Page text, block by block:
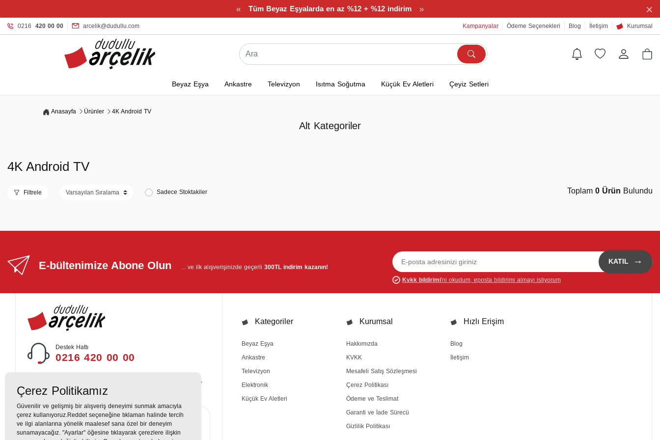
« Tüm Beyaz Eşyalarda en az %12 + %12 indirim » ×
0216 420 00 00 arcelik@dudullu.com Kampanyalar Ödeme Seçenekleri Blog İletişim Kurumsal
Beyaz Eşya Ankastre Televizyon Isıtma Soğutma Küçük Ev Aletleri Çeyiz Setleri
Anasayfa Ürünler 4K Android TV
Alt Kategoriler
4K Android TV
Filtrele Sadece Stoktakiler Toplam 0 Ürün Bulundu
E-bültenimize Abone Olun ... ve ilk alışverişinizde geçerli 300TL indirim kazanın!
KATIL →
Kvkk bildirimi'ni okudum, eposta bildirimi almayı istiyorum
Destek Hattı
0216 420 00 00
Yukarı Dudullu, Alemdağ Cd No: 806, 34760 Dudullu, Ümraniye,
İstanbul
Kategoriler
Beyaz Eşya
Ankastre
Televizyon
Elektronik
Küçük Ev Aletleri
Kurumsal
Hakkımızda
KVKK
Mesafeli Satış Sözleşmesi
Çerez Politikası
Ödeme ve Teslimat
Garanti ve İade Sürecü
Gizlilik Politikası
Hızlı Erişim
Blog
İletişim
Çerez Politikamız
Güvenilir ve gelişmiş bir alışveriş deneyimi sunmak amacıyla
çerez kullanıyoruz.Reddet seçeneğine tıklaman halinde tercih
ve ilgi alanlarına yönelik maalesef sana özel bir deneyim
sunamayacağız. "Ayarlar" öğesine tıklayarak çerezlere ilişkin